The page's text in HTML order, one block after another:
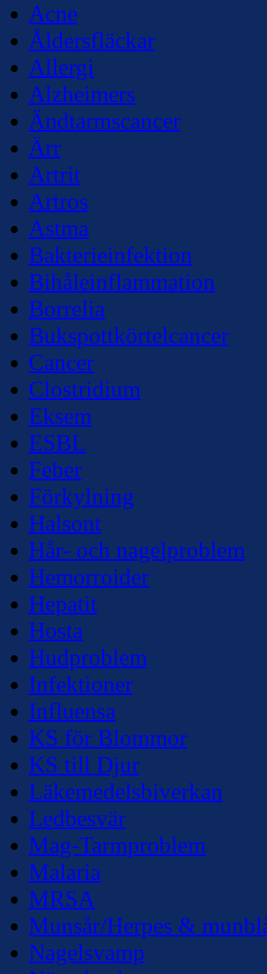
Acne
Åldersfläckar
Allergi
Alzheimers
Ändtarmscancer
Ärr
Artrit
Artros
Astma
Bakterieinfektion
Bihåleinflammation
Borrelia
Bukspottkörtelcancer
Cancer
Clostridium
Eksem
ESBL
Feber
Förkylning
Halsont
Hår- och nagelproblem
Hemorroider
Hepatit
Hosta
Hudproblem
Infektioner
Influensa
KS för Blommor
KS till Djur
Läkemedelsbiverkan
Ledbesvär
Mag-Tarmproblem
Malaria
MRSA
Munsår/Herpes &
Nagelsvamp